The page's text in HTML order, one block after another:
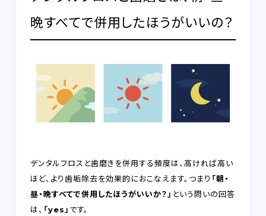
晩すべてで併用したほうがいいの？
デンタルフロスと歯磨きを併用する頻度は、高ければ高い
ほど、より歯垢除去を効果的におこなえます。つまり 「朝・
昼・晩すべてで併用したほうがいいか？」 という問いの回答
は、 「yes」 です。